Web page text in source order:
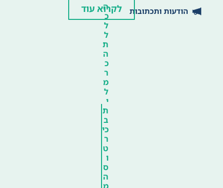
הודעות ותכתובות
ה
כ
ל
ל
ת
ה
כ
ר
מ
ל
י
ת
ב
כי
ר
ט
ו
ס
ה
לקרוא עוד